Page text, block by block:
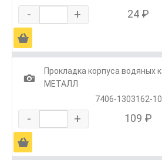
- + 24 ₽
Ä
1
Прокладка корпуса водяных
МЕТАЛЛ
7406-1303162-
- + 109 ₽
Ä